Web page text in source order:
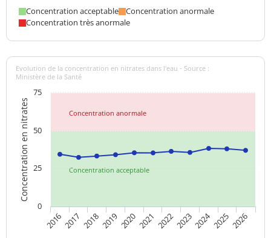
Concentration acceptable
Concentration anormale
Concentration très anormale
Concentration acceptable
Concentration anormale
Concentration en nitrates
Evolution de la concentration en nitrates dans l'eau - Source :
Ministère de la Santé
20162017 2018201920202021 20222023202420252026
0
25
50
75